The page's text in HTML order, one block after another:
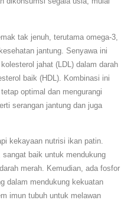
tak jenuh, terutama omega-3,
jantung. Senyawa ini
jahat (LDL) dalam darah
baik (HDL). Kombinasi ini
optimal dan mengurangi
serangan jantung dan juga
kekayaan nutrisi ikan patin.
baik untuk mendukung
merah. Kemudian, ada fosfor
dalam mendukung kekuatan
imun tubuh untuk melawan